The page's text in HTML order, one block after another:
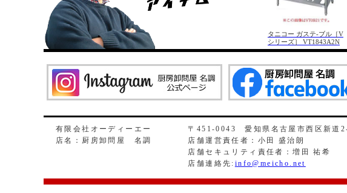
タニコー ガステ-ブル［V
シリーズ］ VT1843A2N
有限会社オーディーエー
店名：厨房卸問屋 名調
〒451-0043 愛知県名古屋市西区新道
店舗運営責任者：小田 盛治朗
店舗セキュリティ責任者：増田 祐希
店舗連絡先: info@meicho.net